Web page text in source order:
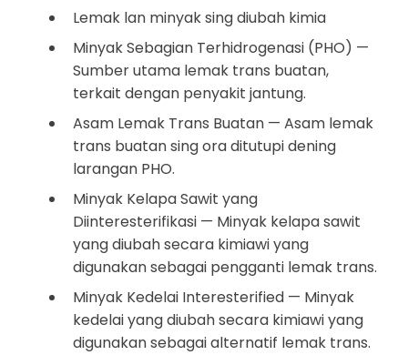
Lemak lan minyak sing diubah kimia
Minyak Sebagian Terhidrogenasi (PHO) —
Sumber utama lemak trans buatan,
terkait dengan penyakit jantung.
Asam Lemak Trans Buatan — Asam lemak
trans buatan sing ora ditutupi dening
larangan PHO.
Minyak Kelapa Sawit yang
Diinteresterifikasi — Minyak kelapa sawit
yang diubah secara kimiawi yang
digunakan sebagai pengganti lemak trans.
Minyak Kedelai Interesterified — Minyak
kedelai yang diubah secara kimiawi yang
digunakan sebagai alternatif lemak trans.